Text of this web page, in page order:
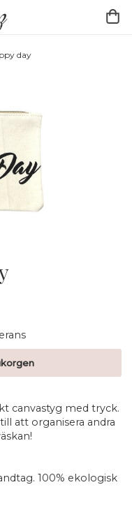
day
canvastyg med tryck.
att organisera andra
100% ekologisk